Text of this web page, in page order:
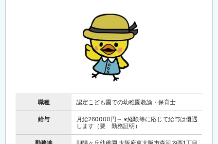
職種 認定こども園での幼稚園教諭・保育士
給与
月給260000円～ ※経験等に応じて給与は優遇
します（要 勤務証明）